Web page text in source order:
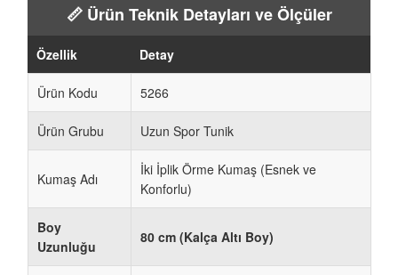
📏 Ürün Teknik Detayları ve Ölçüler
Özellik Detay
Ürün Kodu 5266
Ürün Grubu Uzun Spor Tunik
Kumaş Adı
İki İplik Örme Kumaş (Esnek ve
Konforlu)
Boy
Uzunluğu
80 cm (Kalça Altı Boy)